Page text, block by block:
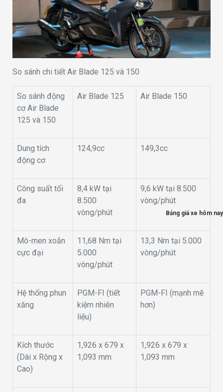
So sánh chi tiết Air Blade 125 và 150
So sánh động
cơ Air Blade
125 và 150
Air Blade 125 Air Blade 150
Dung tích
động cơ
124,9cc 149,3cc
Công suất tối
đa
8,4 kW tại
8.500
vòng/phút
9,6 kW tại 8.500
vòng/phút
Mô-men xoắn
cực đại
11,68 Nm tại
5.000
vòng/phút
13,3 Nm tại 5.000
vòng/phút
Hệ thống phun
xăng
PGM-FI (tiết
kiệm nhiên
liệu)
PGM-FI (mạnh mẽ
hơn)
Kích thước
(Dài x Rộng x
Cao)
1,926 x 679 x
1,093 mm
1,926 x 679 x
1,093 mm
Bảng giá xe hôm nay